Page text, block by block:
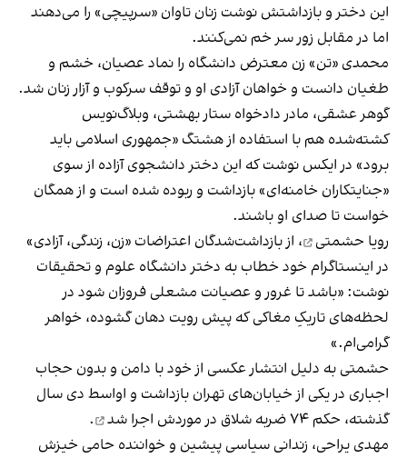
این دختر و بازداشتش نوشت زنان تاوان «سرپیچی» را می‌دهند
اما در مقابل زور سر خم نمی‌کنند.
محمدی «تن» زن معترض دانشگاه را نماد عصیان، خشم و
طغیان دانست و خواهان‌ آزادی او و توقف سرکوب و آزار زنان شد.
گوهر عشقی، مادر دادخواه ستار بهشتی، وبلاگ‌نویس
کشته‌شده هم با استفاده از هشتگ «جمهوری اسلامی باید
برود» در ایکس نوشت که این دختر دانشجوی آزاده از سوی
«جنایتکاران خامنه‌ای» بازداشت و ربوده شده است و از همگان
خواست تا صدای او باشند.
رویا حشمتی
، از بازداشت‌شدگان اعتراضات «زن، زندگی، آزادی»
در اینستاگرام خود خطاب به دختر دانشگاه علوم و تحقیقات
نوشت: «باشد تا غرور و عصیانت مشعلی فروزان شود در
لحظه‌های تاریکِ مغاکی که پیش رویت دهان گشوده، خواهر
گرامی‌ام.»
حشمتی به دلیل انتشار عکسی از خود با دامن و بدون حجاب
اجباری در یکی از خیابان‌های تهران بازداشت و اواسط دی سال
گذشته، حکم ۷۴ ضربه شلاق در موردش اجرا شد
.
مهدی یراحی، زندانی سیاسی پیشین و خواننده حامی خیزش